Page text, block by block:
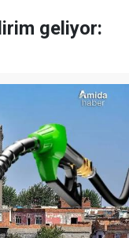
geliyor: